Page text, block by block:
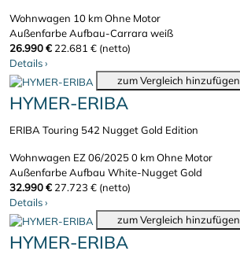
Wohnwagen 10 kmOhne Motor
Außenfarbe Aufbau-Carrara weiß
26.990 € 22.681 € (netto)
Details›
zum Vergleich hinzufügen
HYMER-ERIBA
ERIBA Touring 542 Nugget Gold Edition
Wohnwagen EZ 06/20250 kmOhne Motor
Außenfarbe Aufbau White-Nugget Gold
32.990 € 27.723 € (netto)
Details›
zum Vergleich hinzufügen
HYMER-ERIBA